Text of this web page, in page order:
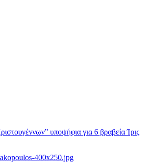
υποψήφια για 6 βραβεία Ίρις